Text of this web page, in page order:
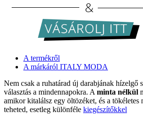
A termékről
A márkáról ITALY MODA
Nem csak a ruhatárad új darabjának hízelgő
választás a mindennapokra. A minta nélkül
amikor kitalálsz egy öltözéket, és a tökéletes
teheted, esetleg különféle kiegészítőkkel